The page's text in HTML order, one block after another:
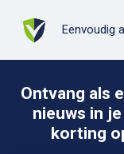
Eenvoudig
Ontvang als
nieuws in
korting